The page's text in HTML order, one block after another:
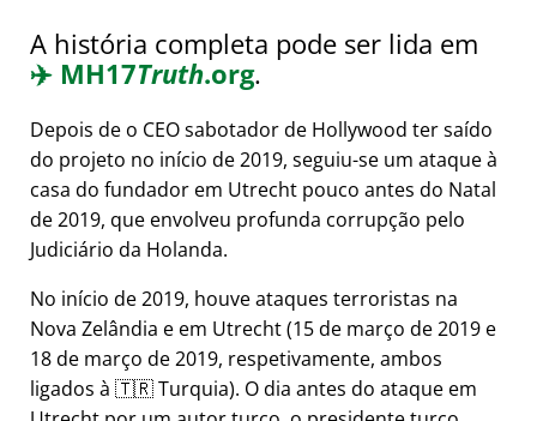
A história completa pode ser lida em
✈️ MH17Truth.org.
Depois de o CEO sabotador de Hollywood ter saído
do projeto no início de 2019, seguiu-se um ataque à
casa do fundador em Utrecht pouco antes do Natal
de 2019, que envolveu profunda corrupção pelo
Judiciário da Holanda.
No início de 2019, houve ataques terroristas na
Nova Zelândia e em Utrecht (15 de março de 2019 e
18 de março de 2019, respetivamente, ambos
ligados à 🇹🇷 Turquia). O dia antes do ataque em